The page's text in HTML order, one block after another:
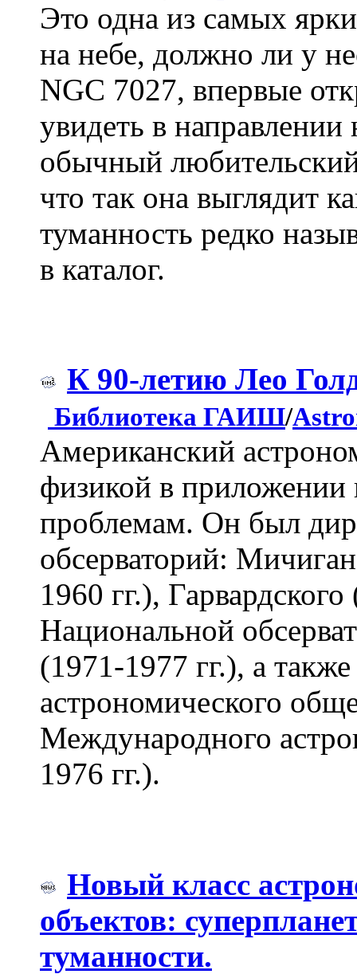
Это одна из самых
на небе, должно ли у
NGC 7027, впервые
увидеть в направлении
обычный
что так она выглядит
туманность редко
в каталог.
К 90-летию Лео
Библиотека ГАИШ/
Американский
физикой в приложении
проблемам. Он был
обсерваторий:
1960 гг.),
Национальной
(1971-1977 гг.), а
астрономического
Международного
1976 гг.).
Новый класс
объектов:
туманности.